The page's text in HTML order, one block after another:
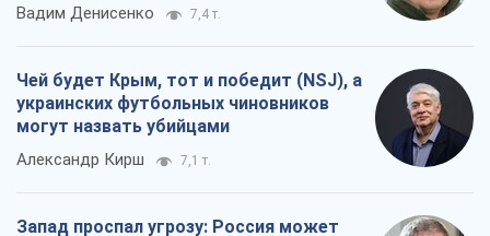
Вадим Денисенко 7,4 т.
Чей будет Крым, тот и победит (NSJ), а
украинских футбольных чиновников
могут назвать убийцами
Александр Кирш 7,1 т.
Запад проспал угрозу: Россия может